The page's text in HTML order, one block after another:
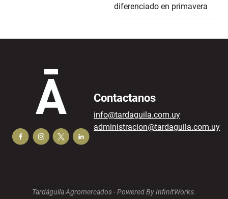
diferenciado en primavera
Contactanos
info@tardaguila.com.uy
administracion@tardaguila.com.uy
Tardáguila Agromercados -Powered By InfinitWorks.